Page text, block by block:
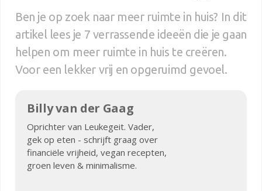
Ben je op zoek naar meer ruimte in huis? In dit
artikel lees je 7 verrassende ideeën die je gaan
helpen om meer ruimte in huis te creëren.
Voor een lekker vrij en opgeruimd gevoel.
Billy van der Gaag
Oprichter van Leukegeit. Vader,
gek op eten - schrijft graag over
financiële vrijheid, vegan recepten,
groen leven & minimalisme.